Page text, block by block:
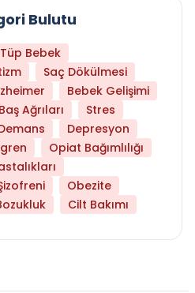
Bulutu
Tüp Bebek
Saç Dökülmesi
Bebek Gelişimi
Baş Ağrıları
Stres
Depresyon
Opiat Bağımlılığı
Obezite
Cilt Bakımı